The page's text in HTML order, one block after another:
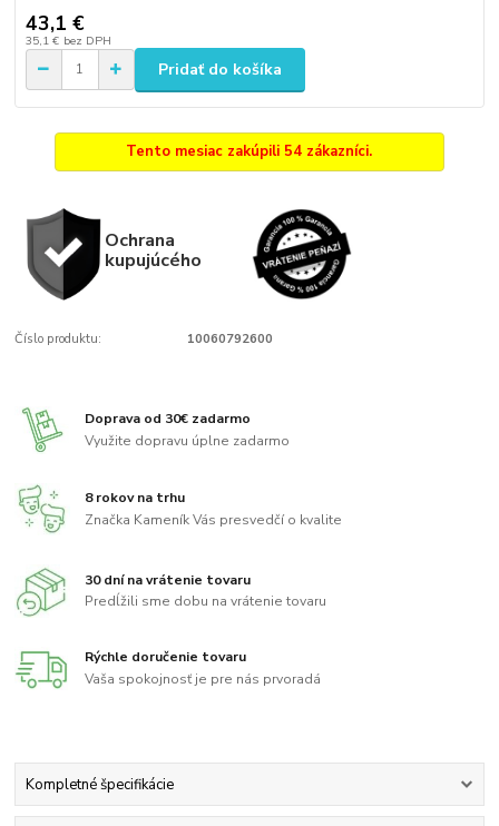
43,1 €
35,1 € bez DPH
Pridať do košíka
Tento mesiac zakúpili 54 zákazníci.
Ochrana
kupujúcého
Číslo produktu: 10060792600
Doprava od 30€ zadarmo
Využite dopravu úplne zadarmo
8 rokov na trhu
Značka Kameník Vás presvedčí o kvalite
30 dní na vrátenie tovaru
Predĺžili sme dobu na vrátenie tovaru
Rýchle doručenie tovaru
Vaša spokojnosť je pre nás prvoradá
Kompletné špecifikácie